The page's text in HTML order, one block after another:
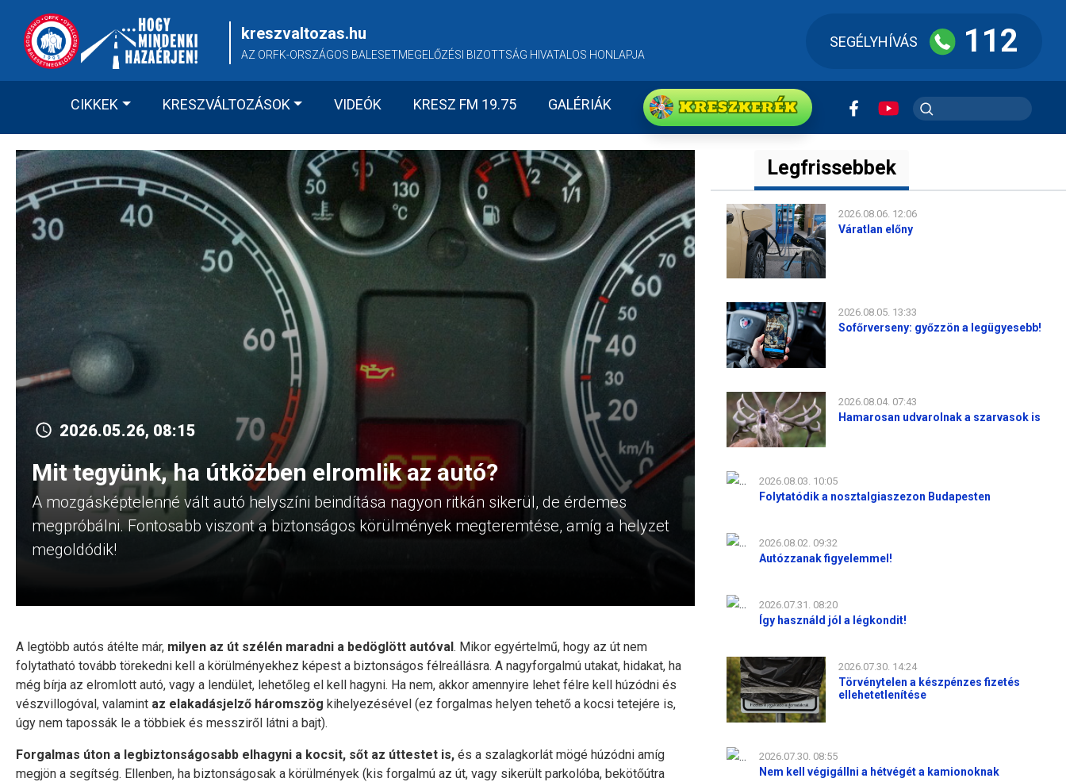
content
kreszvaltozas.hu
AZ ORFK-ORSZÁGOS BALESETMEGELŐZÉSI BIZOTTSÁG HIVATALOS HONLAPJA
SEGÉLYHÍVÁS 112
CIKKEK KRESZVÁLTOZÁSOK VIDEÓK KRESZ FM 19.75 GALÉRIÁK KRESZkerék
2026.05.26, 08:15
Mit tegyünk, ha útközben elromlik az autó?
A mozgásképtelenné vált autó helyszíni beindítása nagyon ritkán sikerül, de érdemes
megpróbálni. Fontosabb viszont a biztonságos körülmények megteremtése, amíg a helyzet
megoldódik!
A legtöbb autós átélte már, milyen az út szélén maradni a bedöglött autóval. Mikor egyértelmű, hogy az út nem
folytatható tovább törekedni kell a körülményekhez képest a biztonságos félreállásra. A nagyforgalmú utakat, hidakat, ha
még bírja az elromlott autó, vagy a lendület, lehetőleg el kell hagyni. Ha nem, akkor amennyire lehet félre kell húzódni és
vészvillogóval, valamint az elakadásjelző háromszög kihelyezésével (ez forgalmas helyen tehető a kocsi tetejére is,
úgy nem tapossák le a többiek és messziről látni a bajt).
Forgalmas úton a legbiztonságosabb elhagyni a kocsit, sőt az úttestet is, és a szalagkorlát mögé húzódni amíg
megjön a segítség. Ellenben, ha biztonságosak a körülmények (kis forgalmú az út, vagy sikerült parkolóba, bekötőútra
Legfrissebbek
2026.08.06. 12:06
Váratlan előny
2026.08.05. 13:33
Sofőrverseny: győzzön a legügyesebb!
2026.08.04. 07:43
Hamarosan udvarolnak a szarvasok is
2026.08.03. 10:05
Folytatódik a nosztalgiaszezon Budapesten
2026.08.02. 09:32
Autózzanak figyelemmel!
2026.07.31. 08:20
Így használd jól a légkondit!
2026.07.30. 14:24
Törvénytelen a készpénzes fizetés
ellehetetlenítése
2026.07.30. 08:55
Nem kell végigállni a hétvégét a kamionoknak